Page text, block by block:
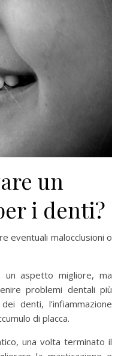
un
i denti?
eventuali malocclusioni o
aspetto migliore, ma
problemi dentali più
denti, l’infiammazione
di placca.
una volta terminato il